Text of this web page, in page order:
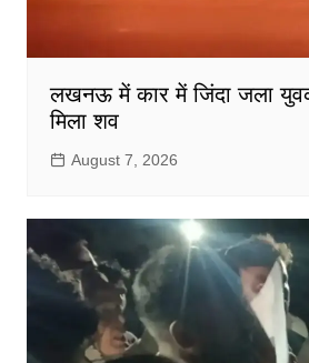
लखनऊ में कार में जिंदा जला
मिला शव
August 7, 2026